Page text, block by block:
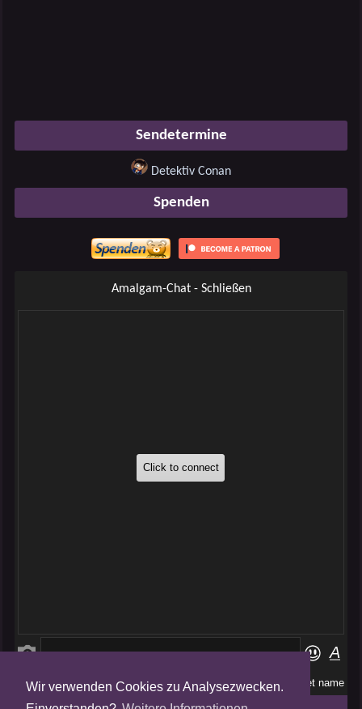
Wir verwenden Cookies zu Analysezwecken.
Sendetermine
Detektiv Conan
Spenden
Amalgam-Chat - Schließen